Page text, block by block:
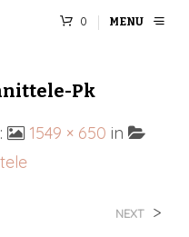
0 MENU
Pk
1549 × 650 in
NEXT >